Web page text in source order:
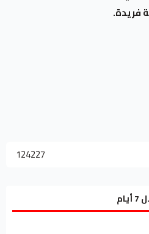
فريدة.
124227